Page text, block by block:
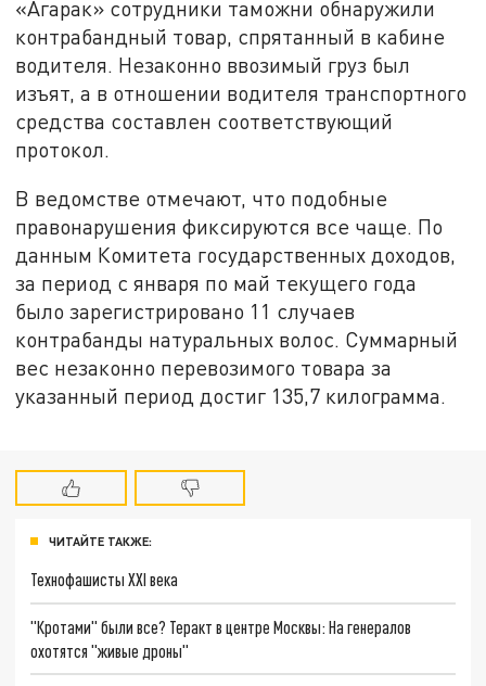
«Агарак» сотрудники таможни обнаружили
контрабандный товар, спрятанный в кабине
водителя. Незаконно ввозимый груз был
изъят, а в отношении водителя транспортного
средства составлен соответствующий
протокол.
В ведомстве отмечают, что подобные
правонарушения фиксируются все чаще. По
данным Комитета государственных доходов,
за период с января по май текущего года
было зарегистрировано 11 случаев
контрабанды натуральных волос. Суммарный
вес незаконно перевозимого товара за
указанный период достиг 135,7 килограмма.
ЧИТАЙТЕ ТАКЖЕ:
Технофашисты XXI века
"Кротами" были все? Теракт в центре Москвы: На генералов
охотятся "живые дроны"